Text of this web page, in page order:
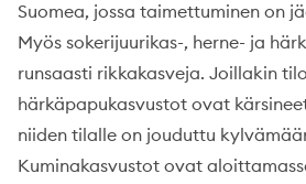
Suomea, jossa taimettuminen on
Myös sokerijuurikas-, herne- ja
runsaasti rikkakasveja. Joillakin
härkäpapukasvustot ovat
niiden tilalle on jouduttu
Kuminakasvustot ovat